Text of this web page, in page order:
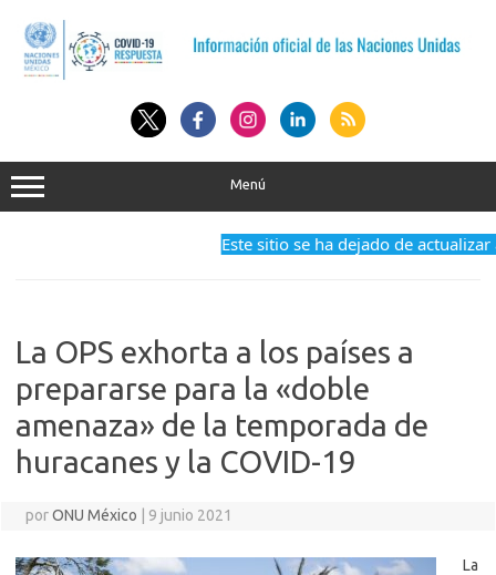
contenido
Menú
Este sitio se ha dejado de
La OPS exhorta a los países a
prepararse para la «doble
amenaza» de la temporada de
huracanes y la COVID-19
porONU México 9 junio 2021
La